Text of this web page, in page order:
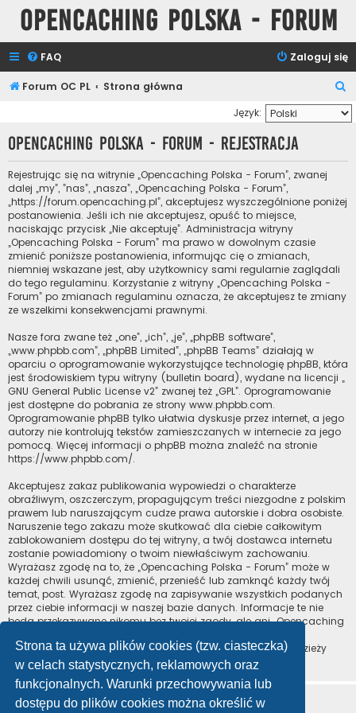
Strona ta używa plików cookies (tzw. ciasteczka)
w celach statystycznych, reklamowych oraz
funkcjonalnych. Warunki przechowywania lub
dostępu do plików cookies można określić w
Opencaching Polska - Forum
FAQ Zaloguj się
Forum OC PL Strona główna
z
u
Język:
Opencaching Polska - Forum - Rejestracja
Rejestrując się na witrynie „Opencaching Polska - Forum”, zwanej
dalej „my”, ”nas”, „nasza”, „Opencaching Polska - Forum”,
„https://forum.opencaching.pl”, akceptujesz wyszczególnione poniżej
postanowienia. Jeśli ich nie akceptujesz, opuść to miejsce,
naciskając przycisk „Nie akceptuję”. Administracja witryny
„Opencaching Polska - Forum” ma prawo w dowolnym czasie
zmienić poniższe postanowienia, informując cię o zmianach,
niemniej wskazane jest, aby użytkownicy sami regularnie zaglądali
do tego regulaminu. Korzystanie z witryny „Opencaching Polska -
Forum” po zmianach regulaminu oznacza, że akceptujesz te zmiany
ze wszelkimi konsekwencjami prawnymi.
Nasze fora zwane też „one”, „ich”, „je”, „phpBB software”,
„www.phpbb.com”, „phpBB Limited”, „phpBB Teams” działają w
oparciu o oprogramowanie wykorzystujące technologię phpBB, która
jest środowiskiem typu witryny (bulletin board), wydane na licencji „
GNU General Public License v2” zwanej też „GPL”. Oprogramowanie
jest dostępne do pobrania ze strony www.phpbb.com.
Oprogramowanie phpBB tylko ułatwia dyskusje przez internet, a jego
autorzy nie kontrolują tekstów zamieszczanych w internecie za jego
pomocą. Więcej informacji o phpBB można znaleźć na stronie
https://www.phpbb.com/.
Akceptujesz zakaz publikowania wypowiedzi o charakterze
obraźliwym, oszczerczym, propagującym treści niezgodne z polskim
prawem lub naruszającym cudze prawa autorskie i dobra osobiste.
Naruszenie tego zakazu może skutkować dla ciebie całkowitym
zablokowaniem dostępu do tej witryny, a twój dostawca internetu
zostanie powiadomiony o twoim niewłaściwym zachowaniu.
Wyrażasz zgodę na to, że „Opencaching Polska - Forum” może w
każdej chwili usunąć, zmienić, przenieść lub zamknąć każdy twój
temat, post. Wyrażasz zgodę na zapisywanie wszystkich podanych
przez ciebie informacji w naszej bazie danych. Informacje te nie
będą przekazywane nikomu bez twojej zgody, ale ani „Opencaching
włamania do witryny, podczas których może dojść do kradzieży
danych.